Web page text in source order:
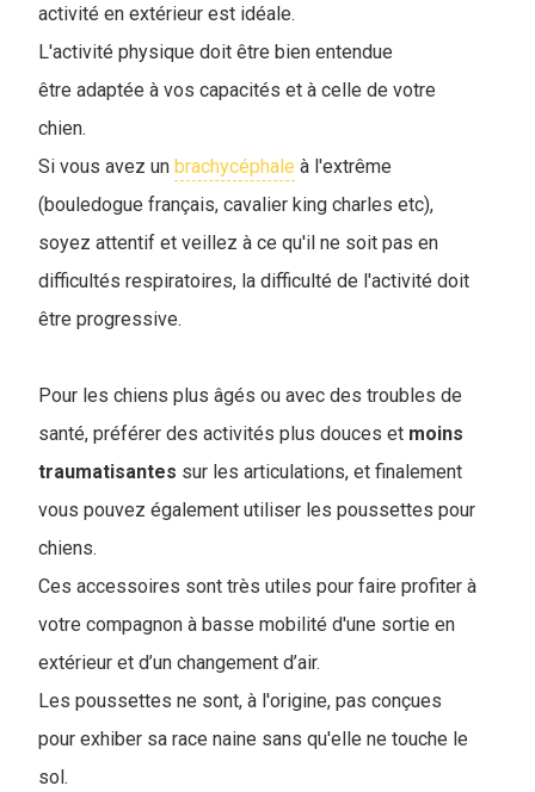
activité en extérieur est idéale.
L'activité physique doit être bien entendue
être adaptée à vos capacités et à celle de votre
chien.
Si vous avez un brachycéphale à l'extrême
(bouledogue français, cavalier king charles etc),
soyez attentif et veillez à ce qu'il ne soit pas en
difficultés respiratoires, la difficulté de l'activité doit
être progressive.
Pour les chiens plus âgés ou avec des troubles de
santé, préférer des activités plus douces et moins
traumatisantes sur les articulations, et finalement
vous pouvez également utiliser les poussettes pour
chiens.
Ces accessoires sont très utiles pour faire profiter à
votre compagnon à basse mobilité d'une sortie en
extérieur et d’un changement d’air.
Les poussettes ne sont, à l'origine, pas conçues
pour exhiber sa race naine sans qu'elle ne touche le
sol.